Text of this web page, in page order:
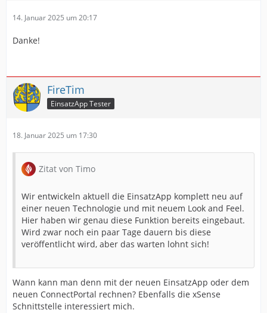
14. Januar 2025 um 20:17
Danke!
FireTim
EinsatzApp Tester
18. Januar 2025 um 17:30
Zitat von Timo
Wir entwickeln aktuell die EinsatzApp komplett neu auf
einer neuen Technologie und mit neuem Look and Feel.
Hier haben wir genau diese Funktion bereits eingebaut.
Wird zwar noch ein paar Tage dauern bis diese
veröffentlicht wird, aber das warten lohnt sich!
Wann kann man denn mit der neuen EinsatzApp oder dem
neuen ConnectPortal rechnen? Ebenfalls die xSense
Schnittstelle interessiert mich.